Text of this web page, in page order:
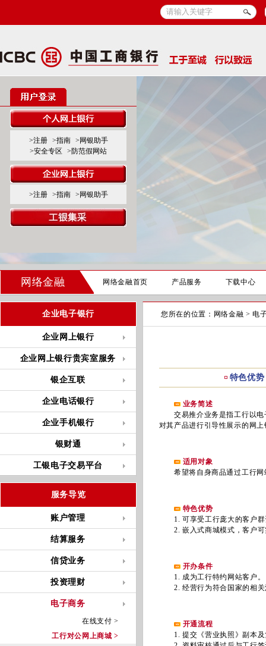
>注册 >指南
>网银助手
>安全专区
>防范假网站
>注册 >指南 >网银助手
网络金融 网络金融首页 产品服务 下载中心
企业电子银行
企业网上银行
企业网上银行贵宾室服务
银企互联
企业电话银行
企业手机银行
银财通
工银电子交易平台
服务导览
账户管理
结算服务
信贷业务
投资理财
电子商务
在线支付 >
工行对公网上商城 >
您所在的位置： 网络金融 >电
特色优势
业务简述
交易推介业务是指工行以电
对其产品进行引导性展示的网
适用对象
希望将自身商品通过工行网
特色优势
1. 可享受工行庞大的客户群
2. 嵌入式商城模式，客户可
开办条件
1. 成为工行特约网站客户。
2. 经营行为符合国家的相关
开通流程
1. 提交《营业执照》副本及